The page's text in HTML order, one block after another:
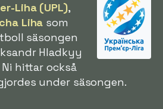
Liha (UPL),
Liha som
säsongen
Hladkyy
Ni hittar också
under säsongen.